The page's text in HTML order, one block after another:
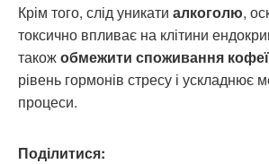
Крім того, слід уникати алкоголю,
токсично впливає на клітини
такожобмежити споживання
рівень гормонів стресу і ускладнює
процеси.
Поділитися: